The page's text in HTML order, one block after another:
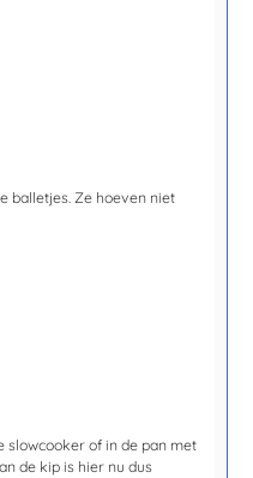
balletjes. Ze hoeven niet
slowcooker of in de pan met
de kip is hier nu dus